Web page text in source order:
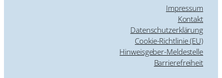
Impressum
Kontakt
Datenschutzerklärung
Cookie-Richtlinie (EU)
Hinweisgeber-Meldestelle
Barrierefreiheit